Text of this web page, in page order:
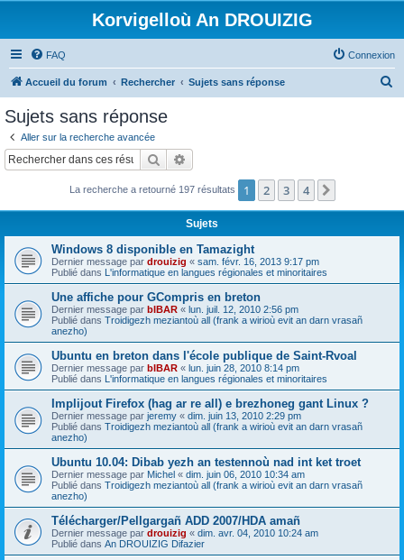
Korvigelloù An DROUIZIG
FAQ Connexion
Accueil du forum Rechercher Sujets sans réponse
c
Sujets sans réponse
Aller sur la recherche avancée
Rechercher
La recherche a retourné 197 résultats 1 2 3 4
Sujets
Windows 8 disponible en Tamazight
Dernier message par drouizig « sam. févr. 16, 2013 9:17 pm
Publié dans L'informatique en langues régionales et minoritaires
Une affiche pour GCompris en breton
Dernier message par bIBAR « lun. juil. 12, 2010 2:56 pm
Publié dans Troidigezh meziantoù all (frank a wirioù evit an darn vrasañ
anezho)
Ubuntu en breton dans l'école publique de Saint-Rvoal
Dernier message par bIBAR « lun. juin 28, 2010 8:14 pm
Publié dans L'informatique en langues régionales et minoritaires
Implijout Firefox (hag ar re all) e brezhoneg gant Linux ?
Dernier message par jeremy « dim. juin 13, 2010 2:29 pm
Publié dans Troidigezh meziantoù all (frank a wirioù evit an darn vrasañ
anezho)
Ubuntu 10.04: Dibab yezh an testennoù nad int ket troet
Dernier message par Michel « dim. juin 06, 2010 10:34 am
Publié dans Troidigezh meziantoù all (frank a wirioù evit an darn vrasañ
anezho)
Télécharger/Pellgargañ ADD 2007/HDA amañ
Dernier message par drouizig « dim. avr. 04, 2010 10:24 am
Publié dans An DROUIZIG Difazier